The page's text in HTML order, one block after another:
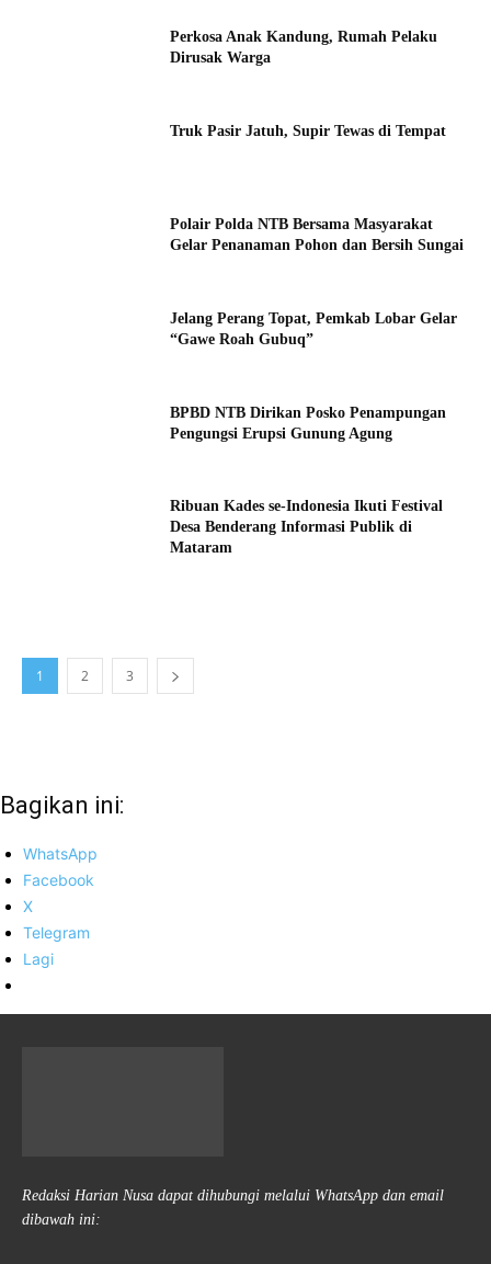
Perkosa Anak Kandung, Rumah Pelaku
Dirusak Warga
Truk Pasir Jatuh, Supir Tewas di Tempat
Polair Polda NTB Bersama Masyarakat
Gelar Penanaman Pohon dan Bersih Sungai
Jelang Perang Topat, Pemkab Lobar Gelar
“Gawe Roah Gubuq”
BPBD NTB Dirikan Posko Penampungan
Pengungsi Erupsi Gunung Agung
Ribuan Kades se-Indonesia Ikuti Festival
Desa Benderang Informasi Publik di
Mataram
1 2 3
Bagikan ini:
WhatsApp
Facebook
X
Telegram
Lagi
Redaksi Harian Nusa dapat dihubungi melalui WhatsApp dan email
dibawah ini: